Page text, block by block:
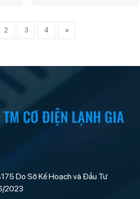
2 3 4 »
TM CƠ ĐIỆN LẠNH GIA
Do Sở Kế Hoạch và Đầu Tư
2023